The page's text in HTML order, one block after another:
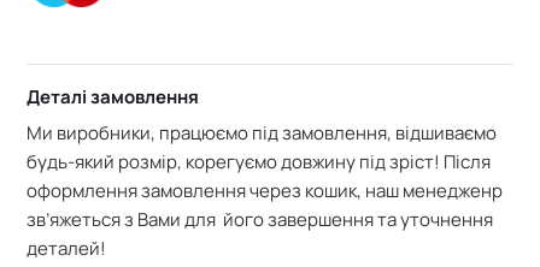
Деталі замовлення
Ми виробники, працюємо під замовлення, відшиваємо
будь-який розмір, корегуємо довжину під зріст! Після
оформлення замовлення через кошик, наш менедженр
зв’яжеться з Вами для його завершення та уточнення
деталей!